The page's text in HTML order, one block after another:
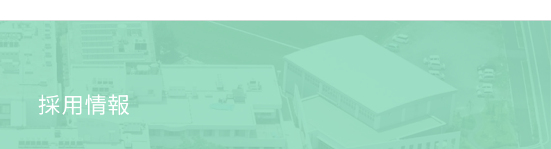
採用情報